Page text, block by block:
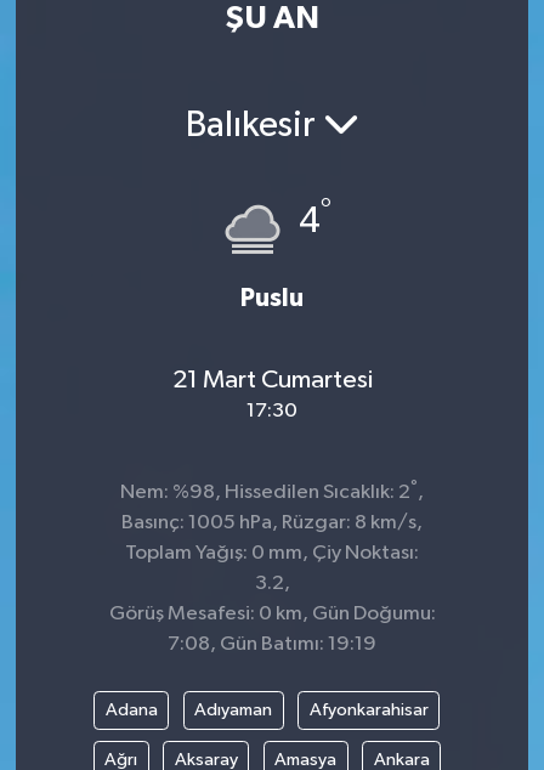
ŞU AN
Balıkesir
4°
Puslu
21 Mart Cumartesi
17:30
Nem: %98, Hissedilen Sıcaklık: 2° ,
Basınç: 1005 hPa, Rüzgar: 8 km/s,
Toplam Yağış: 0 mm, Çiy Noktası:
3.2,
Görüş Mesafesi: 0 km, Gün Doğumu:
7:08, Gün Batımı: 19:19
Adana Adıyaman Afyonkarahisar
Ağrı Aksaray Amasya Ankara
Son Dakika Haberleri